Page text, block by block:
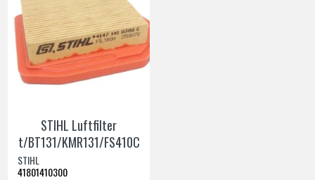
STIHL Luftfilter
t/BT131/KMR131/FS410C
STIHL
41801410300